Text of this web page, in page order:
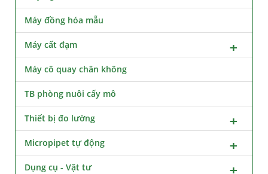
Máy đồng hóa mẫu
Máy cất đạm
Máy cô quay chân không
TB phòng nuôi cấy mô
Thiết bị đo lường
Micropipet tự động
Dụng cụ - Vật tư